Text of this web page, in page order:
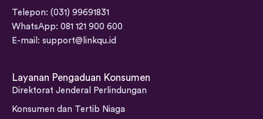
Telepon: (031) 99691831
WhatsApp: 081 121 900 600
E-mail: support@linkqu.id
Layanan Pengaduan Konsumen
Direktorat Jenderal Perlindungan
Konsumen dan Tertib Niaga